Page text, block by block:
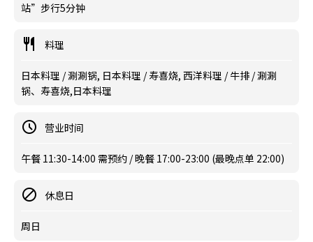
站”步行5分钟
料理
日本料理 / 涮涮锅, 日本料理 / 寿喜烧, 西洋料理 / 牛排 / 涮涮
锅、寿喜烧,日本料理
营业时间
午餐 11:30-14:00 需预约 / 晚餐 17:00-23:00 (最晚点单 22:00)
休息日
周日